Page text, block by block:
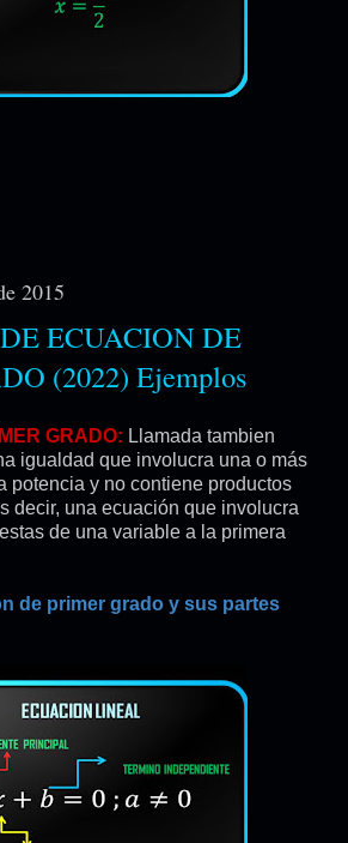
2015
ECUACION DE
(2022) Ejemplos
GRADO: Llamada tambien
igualdad que involucra una o más
potencia y no contiene productos
decir, una ecuación que involucra
de una variable a la primera
de primer grado y sus partes